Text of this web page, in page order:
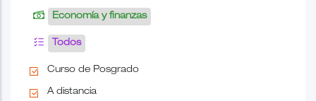
Economía y finanzas
Todos
Curso de Posgrado
A distancia